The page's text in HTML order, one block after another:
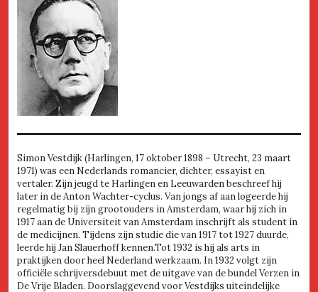
Simon Vestdijk (Harlingen, 17 oktober 1898 – Utrecht, 23 maart
1971) was een Nederlands romancier, dichter, essayist en
vertaler. Zijn jeugd te Harlingen en Leeuwarden beschreef hij
later in de Anton Wachter-cyclus. Van jongs af aan logeerde hij
regelmatig bij zijn grootouders in Amsterdam, waar hij zich in
1917 aan de Universiteit van Amsterdam inschrijft als student in
de medicijnen. Tijdens zijn studie die van 1917 tot 1927 duurde,
leerde hij Jan Slauerhoff kennen.Tot 1932 is hij als arts in
praktijken door heel Nederland werkzaam. In 1932 volgt zijn
officiële schrijversdebuut met de uitgave van de bundel Verzen in
De Vrije Bladen. Doorslaggevend voor Vestdijks uiteindelijke